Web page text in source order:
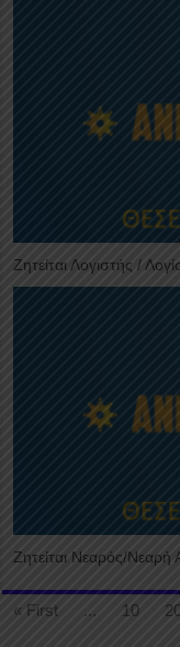
Ζητείται Λογιστής /
Ζητείται Νεαρός/Νεαρή
« First ... 10 20